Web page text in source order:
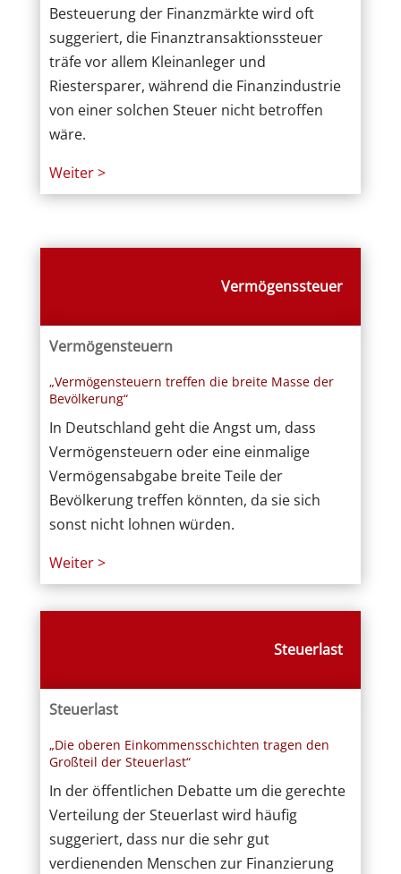
Besteuerung der Finanzmärkte wird oft
suggeriert, die Finanztransaktionssteuer
träfe vor allem Kleinanleger und
Riestersparer, während die Finanzindustrie
von einer solchen Steuer nicht betroffen
wäre.
Weiter >
Vermögenssteuer
Vermögensteuern
„Vermögensteuern treffen die breite Masse der
Bevölkerung“
In Deutschland geht die Angst um, dass
Vermögensteuern oder eine einmalige
Vermögensabgabe breite Teile der
Bevölkerung treffen könnten, da sie sich
sonst nicht lohnen würden.
Weiter >
Steuerlast
Steuerlast
„Die oberen Einkommensschichten tragen den
Großteil der Steuerlast“
In der öffentlichen Debatte um die gerechte
Verteilung der Steuerlast wird häufig
suggeriert, dass nur die sehr gut
verdienenden Menschen zur Finanzierung